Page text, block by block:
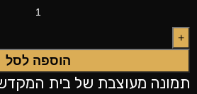
הוספה לסל
תמונה מעוצבת של בית